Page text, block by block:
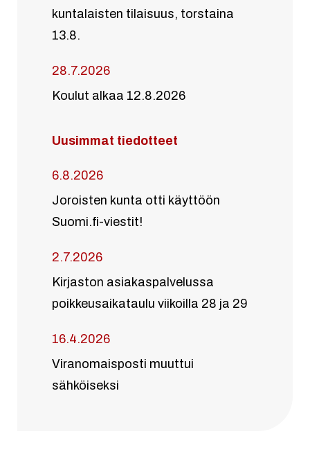
kuntalaisten tilaisuus, torstaina
13.8.
28.7.2026
Koulut alkaa 12.8.2026
Uusimmat tiedotteet
6.8.2026
Joroisten kunta otti käyttöön
Suomi.fi-viestit!
2.7.2026
Kirjaston asiakaspalvelussa
poikkeusaikataulu viikoilla 28 ja 29
16.4.2026
Viranomaisposti muuttui
sähköiseksi